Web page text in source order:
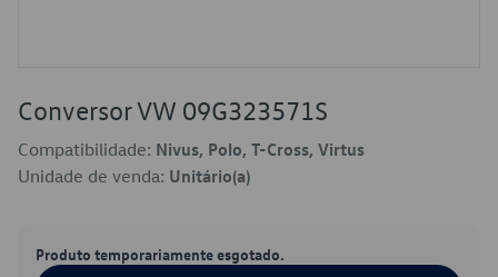
Conversor VW 09G323571S
Compatibilidade: Nivus, Polo, T-Cross, Virtus
Unidade de venda: Unitário(a)
Produto temporariamente esgotado.